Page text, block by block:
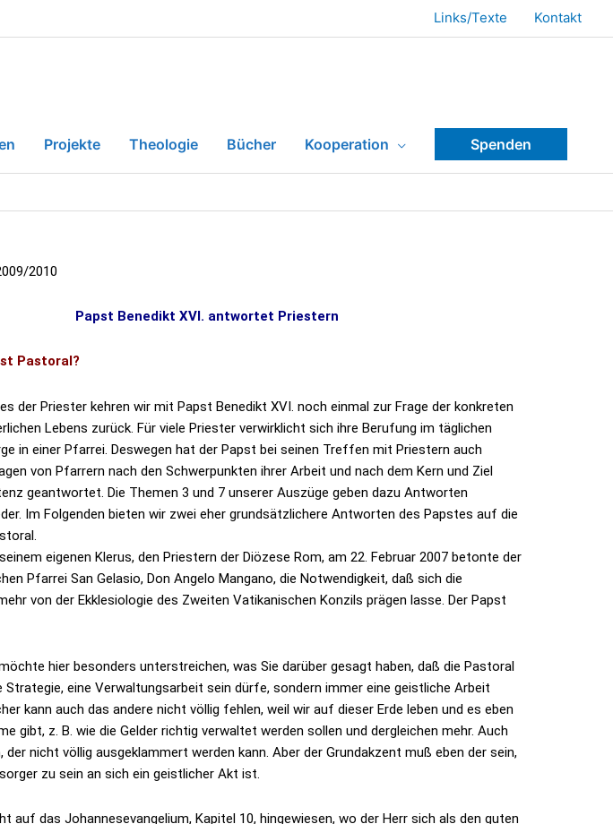
Links/Texte Kontakt
Projekte Theologie Bücher Kooperation Spenden
2010
Papst Benedikt XVI. antwortet Priestern
Pastoral?
der Priester kehren wir mit Papst Benedikt XVI. noch einmal zur Frage der konkreten
Lebens zurück. Für viele Priester verwirklicht sich ihre Berufung im täglichen
in einer Pfarrei. Deswegen hat der Papst bei seinen Treffen mit Priestern auch
von Pfarrern nach den Schwerpunkten ihrer Arbeit und nach dem Kern und Ziel
geantwortet. Die Themen 3 und 7 unserer Auszüge geben dazu Antworten
Im Folgenden bieten wir zwei eher grundsätzlichere Antworten des Papstes auf die
eigenen Klerus, den Priestern der Diözese Rom, am 22. Februar 2007 betonte der
Pfarrei San Gelasio, Don Angelo Mangano, die Notwendigkeit, daß sich die
von der Ekklesiologie des Zweiten Vatikanischen Konzils prägen lasse. Der Papst
hier besonders unterstreichen, was Sie darüber gesagt haben, daß die Pastoral
Strategie, eine Verwaltungsarbeit sein dürfe, sondern immer eine geistliche Arbeit
kann auch das andere nicht völlig fehlen, weil wir auf dieser Erde leben und es eben
gibt, z. B. wie die Gelder richtig verwaltet werden sollen und dergleichen mehr. Auch
der nicht völlig ausgeklammert werden kann. Aber der Grundakzent muß eben der sein,
zu sein an sich ein geistlicher Akt ist.
auf das Johannesevangelium, Kapitel 10, hingewiesen, wo der Herr sich als den guten